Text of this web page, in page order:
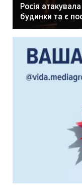
Росія
будинки та є